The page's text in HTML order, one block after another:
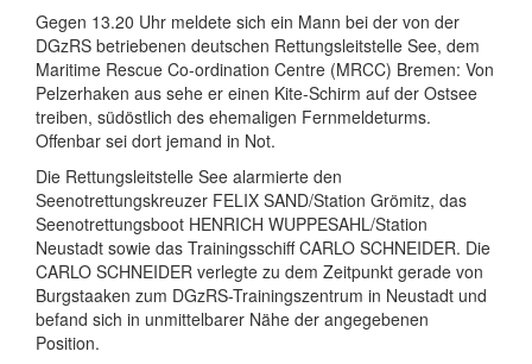
Gegen 13.20 Uhr meldete sich ein Mann bei der von der
DGzRS betriebenen deutschen Rettungsleitstelle See, dem
Maritime Rescue Co-ordination Centre (MRCC) Bremen: Von
Pelzerhaken aus sehe er einen Kite-Schirm auf der Ostsee
treiben, südöstlich des ehemaligen Fernmeldeturms.
Offenbar sei dort jemand in Not.
Die Rettungsleitstelle See alarmierte den
Seenotrettungskreuzer FELIX SAND/Station Grömitz, das
Seenotrettungsboot HENRICH WUPPESAHL/Station
Neustadt sowie das Trainingsschiff CARLO SCHNEIDER. Die
CARLO SCHNEIDER verlegte zu dem Zeitpunkt gerade von
Burgstaaken zum DGzRS-Trainingszentrum in Neustadt und
befand sich in unmittelbarer Nähe der angegebenen
Position.